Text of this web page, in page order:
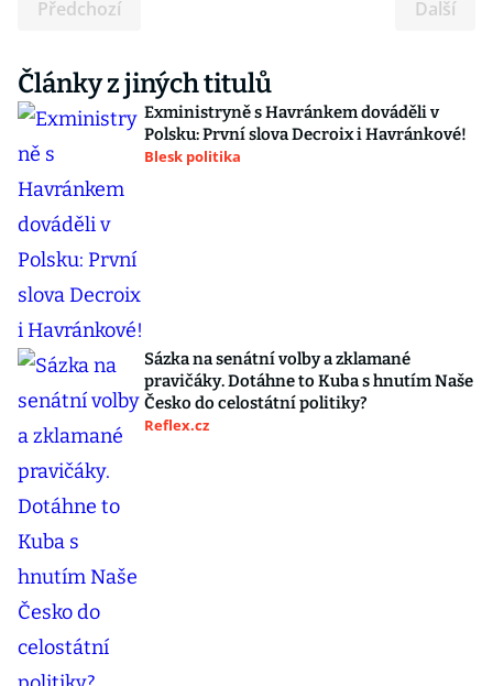
Předchozí Další
Články z jiných titulů
Exministryně s Havránkem dováděli v
Polsku: První slova Decroix i Havránkové!
Blesk politika
Sázka na senátní volby a zklamané
pravičáky. Dotáhne to Kuba s hnutím Naše
Česko do celostátní politiky?
Reflex.cz